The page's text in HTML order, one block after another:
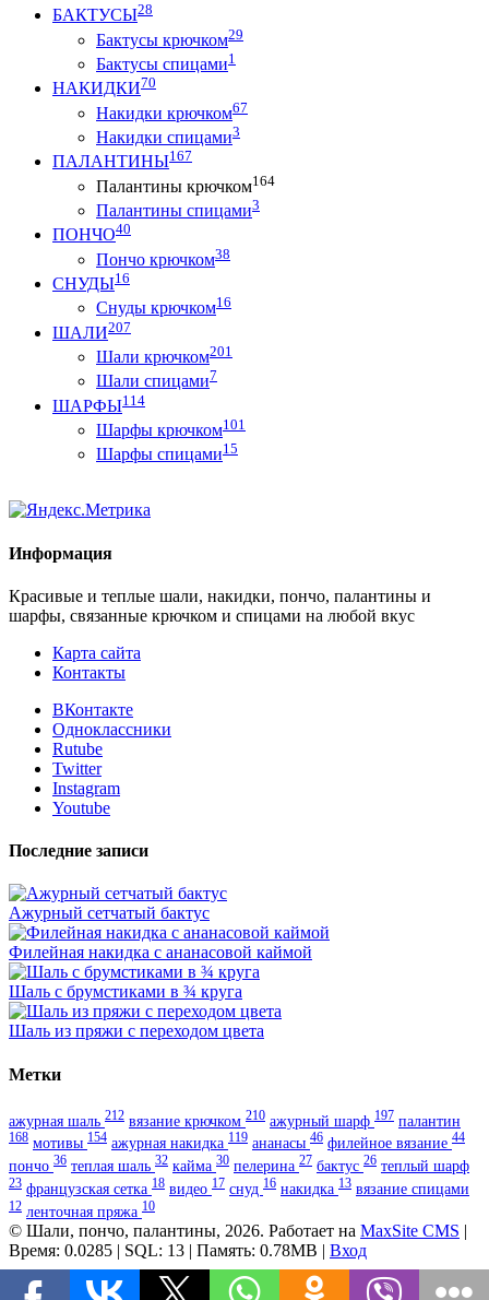
БАКТУСЫ28
Бактусы крючком29
Бактусы спицами1
НАКИДКИ70
Накидки крючком67
Накидки спицами3
ПАЛАНТИНЫ167
Палантины крючком164
Палантины спицами3
ПОНЧО40
Пончо крючком38
СНУДЫ16
Снуды крючком16
ШАЛИ207
Шали крючком201
Шали спицами7
ШАРФЫ114
Шарфы крючком101
Шарфы спицами15
Информация
Красивые и теплые шали, накидки, пончо, палантины и
шарфы, связанные крючком и спицами на любой вкус
Карта сайта
Контакты
ВКонтакте
Одноклассники
Rutube
Twitter
Instagram
Youtube
Последние записи
Ажурный сетчатый бактус
Филейная накидка с ананасовой каймой
Шаль с брумстиками в ¾ круга
Шаль из пряжи с переходом цвета
Метки
ажурная шаль 212 вязание крючком 210 ажурный шарф 197 палантин
168 мотивы 154 ажурная накидка 119 ананасы 46 филейное вязание 44
пончо 36 теплая шаль 32 кайма 30 пелерина 27 бактус 26 теплый шарф
23 французская сетка 18 видео 17 снуд 16 накидка 13 вязание спицами
12 ленточная пряжа 10
© Шали, пончо, палантины, 2026. Работает на MaxSite CMS |
Время: 0.0285 | SQL: 13 | Память: 0.78MB | Вход